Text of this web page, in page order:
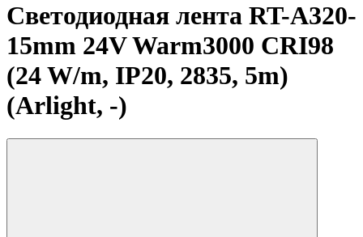
Светодиодная лента RT-A320-
15mm 24V Warm3000 CRI98
(24 W/m, IP20, 2835, 5m)
(Arlight, -)